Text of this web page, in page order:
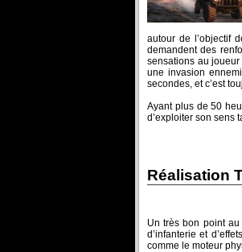
autour de l’objectif
demandent des
sensations au
une invasion
secondes, et c’est
Ayant plus de 50
d’exploiter son sens
Réalisation
Un très bon point
d’infanterie et
comme le moteur